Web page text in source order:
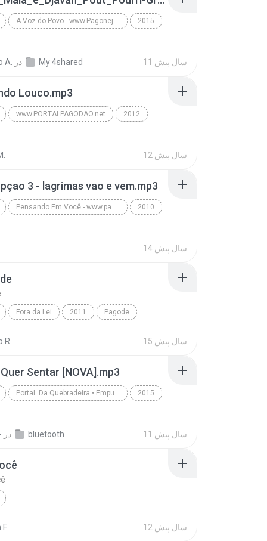
A Voz do Povo - www.PagonejaTOP.blogspot.com 2015
A. در My 4shared 11 سال پیش
Louco.mp3
www.PORTALPAGODAO.net 2012
12 سال پیش
3 - lagrimas vao e vem.mp3
Pensando Em Você - www.pagodesmatheuzin.blogspot.com 2010
14 سال پیش
Fora da Lei 2011 Pagode
R. 15 سال پیش
Sentar [NOVA].mp3
PortaL Da Quebradeira • Empurrando Sucesso 2015
در bluetooth 11 سال پیش
12 سال پیش